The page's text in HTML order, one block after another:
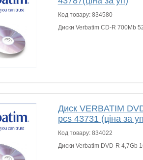
Код товару: 834580
Диски Verbatim CD-R 700Mb
Диск VERBATIM
pcs 43731 (ціна за
Код товару: 834022
Диски Verbatim DVD-R 4,7Gb